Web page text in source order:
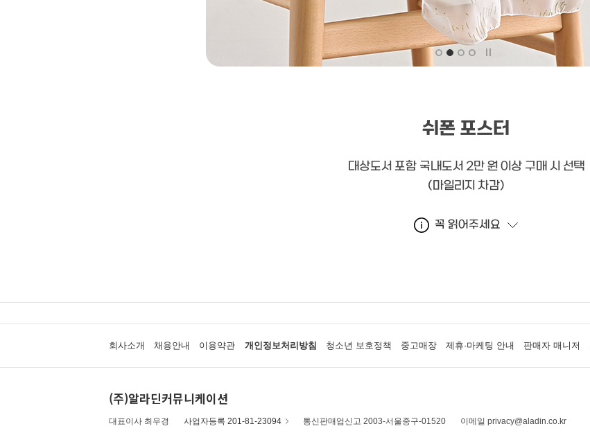
쉬폰 포스터
대상도서 포함 국내도서 2만 원 이상 구매 시 선택
(마일리지 차감)
꼭 읽어주세요
회사소개 채용안내 이용약관 개인정보처리방침 청소년 보호정책 중고매장 제휴·마케팅 안내 판매자 매니저
(주)알라딘커뮤니케이션
대표이사 최우경 사업자등록 201-81-23094 통신판매업신고 2003-서울중구-01520
이메일 privacy@aladin.co.kr